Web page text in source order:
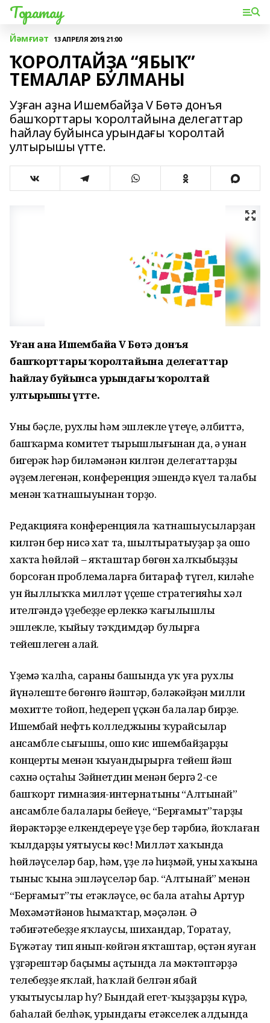
Торатау
Йәмғиәт 13 АПРЕЛЯ 2019, 21:00
ҠОРОЛТАЙҘА “ЯБЫҠ”
ТЕМАЛАР БУЛМАНЫ
Уҙған аҙна Ишембайҙа V Бөтә донъя
башҡорттары ҡоролтайына делегаттар
һайлау буйынса урындағы ҡоролтай
ултырышы үтте.
Уҙған аҙна Ишембайҙа V Бөтә донъя
башҡорттары ҡоролтайына делегаттар
һайлау буйынса урындағы ҡоролтай
ултырышы үтте.
Уның бәҫле, рухлы һәм эшлекле үтеүе, әлбиттә,
башҡарма комитет тырышлығынан да, ә унан
бигерәк һәр биләмәнән килгән делегаттарҙың
әүҙемлегенән, конференция эшендә күңел талабы
менән ҡатнашыуынан торҙо.
Редакцияға конференцияла ҡатнашыусыларҙан
килгән бер нисә хат та, шылтыратыуҙар ҙа ошо
хаҡта һөйләй – яҡташтар бөгөн халҡыбыҙҙы
борсоған проблемаларға битараф түгел, киләһе
ун йыллыҡҡа милләт үҫеше стратегияһы хәл
ителгәндә үҙебеҙҙең ерлеккә ҡағылышлы
эшлекле, ҡыйыу тәҡдимдәр булырға
тейешлеген аңлай.
Үҙемә ҡалһа, сараның башында уҡ уға рухлы
йүнәлеште бөгөнгө йәштәр, бәләкәйҙән милли
мөхитте тойоп, һеңдереп үҫкән балалар бирҙе.
Ишембай нефть колледжының ҡурайсылар
ансамбле сығышы, ошо кис ишембайҙарҙы
концерты менән ҡыуандырырға тейеш йәш
сәхнә оҫтаһы Зәйнетдин менән бергә 2-се
башҡорт гимназия-интернатының “Алтынай”
ансамбле балалары бейеүе, “Берғамыт”тарҙың
йөрәктәрҙе елкендереүе үҙе бер тәрбиә, йоҡлаған
ҡылдарҙы уятыусы көс! Милләт хаҡында
һөйләүселәр бар, һәм, үҙе лә һиҙмәй, уның хаҡына
тыныс ҡына эшләүселәр бар. “Алтынай” менән
“Берғамыт”ты етәкләүсе, өс бала атаһы Артур
Мөхәмәтйәнов һымаҡтар, мәҫәлән. Ә
тәбиғәтебеҙҙе яҡлаусы, шихандар, Торатау,
Бүжәтау тип янып-көйгән яҡташтар, өҫтән яуған
үҙгәрештәр баҫымы аҫтында ла мәктәптәрҙә
телебеҙҙе яҡлай, һаҡлай белгән ябай
уҡытыусылар һуң? Бындай егет-ҡыҙҙарҙы күрә,
баһалай белһәк, урындағы етәкселек алдында